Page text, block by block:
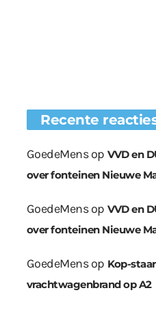
Recente
GoedeMensop VVD en
over fonteinen Nieuwe
GoedeMensop VVD en
over fonteinen Nieuwe
GoedeMensop Kop-
vrachtwagenbrand op A2